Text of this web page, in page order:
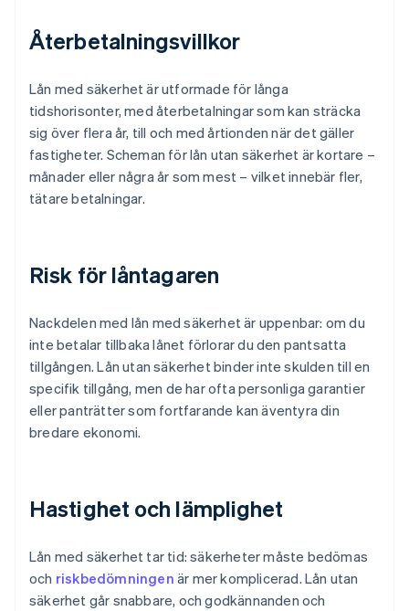
Återbetalningsvillkor
Lån med säkerhet är utformade för långa
tidshorisonter, med återbetalningar som kan sträcka
sig över flera år, till och med årtionden när det gäller
fastigheter. Scheman för lån utan säkerhet är kortare –
månader eller några år som mest – vilket innebär fler,
tätare betalningar.
Risk för låntagaren
Nackdelen med lån med säkerhet är uppenbar: om du
inte betalar tillbaka lånet förlorar du den pantsatta
tillgången. Lån utan säkerhet binder inte skulden till en
specifik tillgång, men de har ofta personliga garantier
eller panträtter som fortfarande kan äventyra din
bredare ekonomi.
Hastighet och lämplighet
Lån med säkerhet tar tid: säkerheter måste bedömas
och riskbedömningen är mer komplicerad. Lån utan
säkerhet går snabbare, och godkännanden och